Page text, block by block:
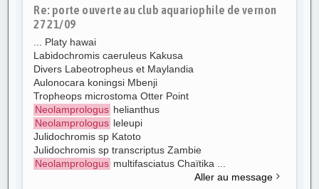
Re: porte ouverte au club aquariophile de vernon
27 21/09
... Platy hawai
Labidochromis caeruleus Kakusa
Divers Labeotropheus et Maylandia
Aulonocara koningsi Mbenji
Tropheops microstoma Otter Point
Neolamprologus helianthus
Neolamprologus leleupi
Julidochromis sp Katoto
Julidochromis sp transcriptus Zambie
Neolamprologus multifasciatus Chaïtika ...
Aller au message